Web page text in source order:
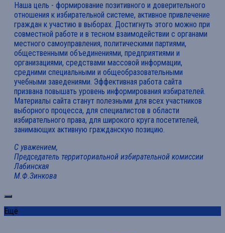
Наша цель - формирование позитивного и доверительного
отношения к избирательной системе, активное привлечение
граждан к участию в выборах. Достигнуть этого можно при
совместной работе и в тесном взаимодействии с органами
местного самоуправления, политическими партиями,
общественными объединениями, предприятиями и
организациями, средствами массовой информации,
средними специальными и общеобразовательными
учебными заведениями. Эффективная работа сайта
призвана повышать уровень информирования избирателей.
Материалы сайта станут полезными для всех участников
выборного процесса, для специалистов в области
избирательного права, для широкого круга посетителей,
занимающих активную гражданскую позицию.
С уважением,
Председатель территориальной избирательной комиссии
Лабинская
М.Ф.Зинкова
Ещё